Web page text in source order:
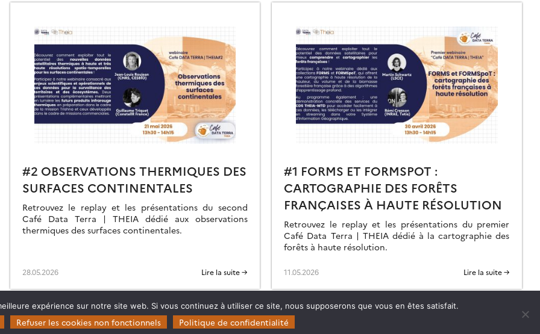
#2 OBSERVATIONS THERMIQUES DES
SURFACES CONTINENTALES
Retrouvez le replay et les présentations du second
Café Data Terra | THEIA dédié aux observations
thermiques des surfaces continentales.
28.05.2026 Lire la suite →
#1 FORMS ET FORMSPOT :
CARTOGRAPHIE DES FORÊTS
FRANÇAISES À HAUTE RÉSOLUTION
Retrouvez le replay et les présentations du premier
Café Data Terra | THEIA dédié à la cartographie des
forêts à haute résolution.
11.05.2026 Lire la suite →
expérience sur notre site web. Si vous continuez à utiliser ce site, nous supposerons que vous en êtes satisfait.
Refuser les cookies non fonctionnels Politique de confidentialité